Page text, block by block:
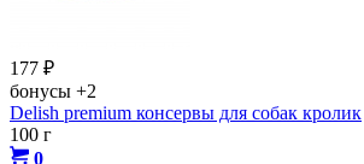
177 ₽
бонусы +2
Delish premium консервы для собак кролик
100 г
0